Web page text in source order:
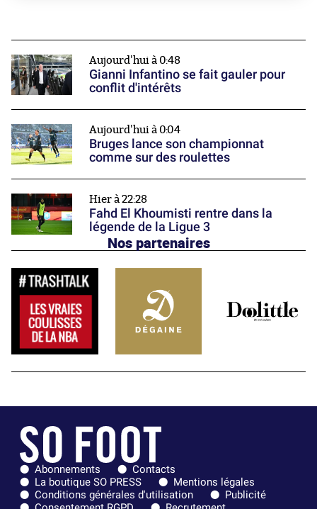
Aujourd'hui à 0:48
Gianni Infantino se fait gauler pour
conflit d'intérêts
Aujourd'hui à 0:04
Bruges lance son championnat
comme sur des roulettes
Hier à 22:28
Fahd El Khoumisti rentre dans la
légende de la Ligue 3
Nos partenaires
Abonnements
Contacts
La boutique SO PRESS
Mentions légales
Conditions générales d'utilisation
Publicité